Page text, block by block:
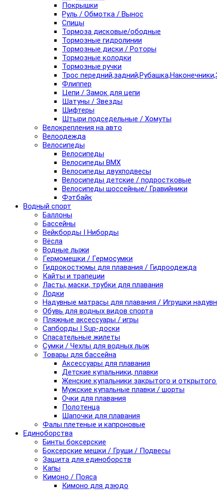
Покрышки
Руль / Обмотка / Вынос
Спицы
Тормоза дисковые/ободные
Тормозные гидролинии
Тормозные диски / Роторы
Тормозные колодки
Тормозные ручки
Трос
Флиппер
Цепи / Замок для цепи
Шатуны / Звезды
Шифтеры
Штыри подседельные / Хомуты
Велокрепления на авто
Велоодежда
Велосипеды
Велосипеды
Велосипеды BMX
Велосипеды двухподвесы
Велосипеды детские / подростковые
Велосипеды шоссейные/ Гравийники
Фэтбайк
Водный спорт
Баллоны
Бассейны
Вейкборды I Ниборды
Вёсла
Водные лыжи
Гермомешки / Гермосумки
Гидрокостюмы для плавания / Гидроодежда
Кайты и трапеции
Ласты, маски, трубки для плавания
Лодки
Надувные матрасы для плавания / Игрушки
Обувь для водных видов спорта
Пляжные аксессуары / игры
Сапборды I Sup-доски
Спасательные жилеты
Сумки / Чехлы для водных лыж
Товары для бассейна
Аксессуары для плавания
Детские купальники, плавки
Женские купальники закрытого и
Мужские купальные плавки / шорты
Очки для плавания
Полотенца
Шапочки для плавания
Фалы плетеные и капроновые
Единоборства
Бинты боксерские
Боксерские мешки / Груши / Подвесы
Защита для единоборств
Капы
Кимоно / Пояса
Кимоно для дзюдо